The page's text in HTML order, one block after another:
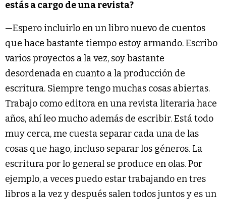
estás a cargo de una revista?
—Espero incluirlo en un libro nuevo de cuentos
que hace bastante tiempo estoy armando. Escribo
varios proyectos a la vez, soy bastante
desordenada en cuanto a la producción de
escritura. Siempre tengo muchas cosas abiertas.
Trabajo como editora en una revista literaria hace
años, ahí leo mucho además de escribir. Está todo
muy cerca, me cuesta separar cada una de las
cosas que hago, incluso separar los géneros. La
escritura por lo general se produce en olas. Por
ejemplo, a veces puedo estar trabajando en tres
libros a la vez y después salen todos juntos y es un